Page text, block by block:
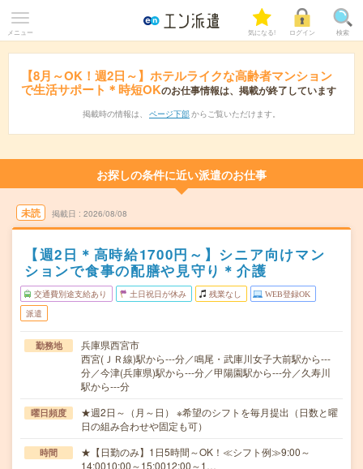
メニュー 気になる! ログイン 検索
【8月～OK！週2日～】ホテルライクな高齢者マンション
で生活サポート＊時短OKのお仕事情報は、掲載が終了しています
掲載時の情報は、 ページ下部 からご覧いただけます。
お探しの条件に近い派遣のお仕事
未読 掲載日 2026/08/08
【週2日＊高時給1700円～】シニア向けマン
ションで食事の配膳や見守り＊介護
交通費別途支給あり 土日祝日が休み 残業なし WEB登録OK
派遣
勤務地
兵庫県西宮市
西宮(ＪＲ線)駅から---分／鳴尾・武庫川女子大前駅から---
分／今津(兵庫県)駅から---分／甲陽園駅から---分／久寿川
駅から---分
曜日頻度
★週2日～（月～日） ※希望のシフトを毎月提出（日数と曜
日の組み合わせや固定も可）
時間
★【日勤のみ】1日5時間～OK！≪シフト例≫9:00～
14:0010:00～15:0012:00～1…